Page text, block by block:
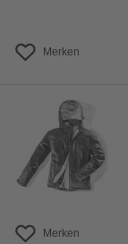
Merken
Merken